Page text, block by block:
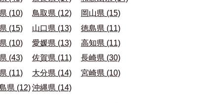
(10)
鳥取県 (12)
岡山県 (15)
(15)
山口県 (13)
徳島県 (11)
(10)
愛媛県 (13)
高知県 (11)
(43)
佐賀県 (11)
長崎県 (30)
(11)
大分県 (14)
宮崎県 (10)
県 (12)沖縄県 (14)